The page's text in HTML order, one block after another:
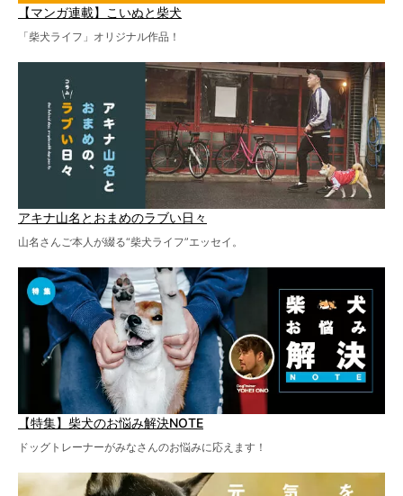
【マンガ連載】こいぬと柴犬
「柴犬ライフ」オリジナル作品！
アキナ山名とおまめのラブい日々
山名さんご本人が綴る“柴犬ライフ”エッセイ。
【特集】柴犬のお悩み解決NOTE
ドッグトレーナーがみなさんのお悩みに応えます！